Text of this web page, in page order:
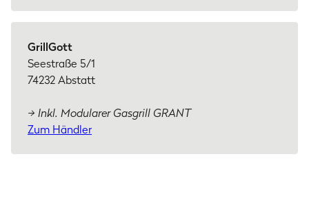
GrillGott
Seestraße 5/1
74232 Abstatt
→ Inkl. Modularer Gasgrill GRANT
Zum Händler